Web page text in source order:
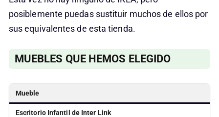
posiblemente puedas sustituir muchos de ellos por
sus equivalentes de esta tienda.
MUEBLES QUE HEMOS ELEGIDO
Mueble
Escritorio Infantil de Inter Link